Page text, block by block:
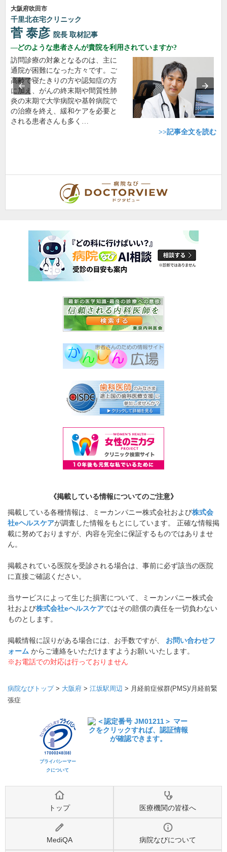
大阪府吹田市
千里北在宅クリニック
菅 泰彦 院長 取材記事
どのような患者さんが貴院を利用されていますか?
訪問診療の対象となるのは、主に
通院が困難になった方々です。ご
高齢で寝たきりの方や認知症の方
に加え、がんの終末期や間質性肺
炎の末期で大学病院や基幹病院で
の治療を終え、緩和ケアを必要と
される患者さんも多く…
>>記事全文を読む
《掲載している情報についてのご注意》
掲載している各種情報は、ミーカンパニー株式会社および株式会
社eヘルスケアが調査した情報をもとにしています。 正確な情報掲
載に努めておりますが、内容を完全に保証するものではありませ
ん。
掲載されている医院を受診される場合は、事前に必ず該当の医院
に直接ご確認ください。
当サービスによって生じた損害について、ミーカンパニー株式会
社および株式会社eヘルスケアではその賠償の責任を一切負わない
ものとします。
掲載情報に誤りがある場合には、お手数ですが、 お問い合わせフ
ォーム からご連絡をいただけますようお願いいたします。
※お電話での対応は行っておりません
病院なびトップ> 大阪府 > 江坂駅周辺 > 月経前症候群(PMS)/月経前緊
張症
プライバシーマー
クについて
トップ 医療機関の皆様へ
MediQA 病院なびについて